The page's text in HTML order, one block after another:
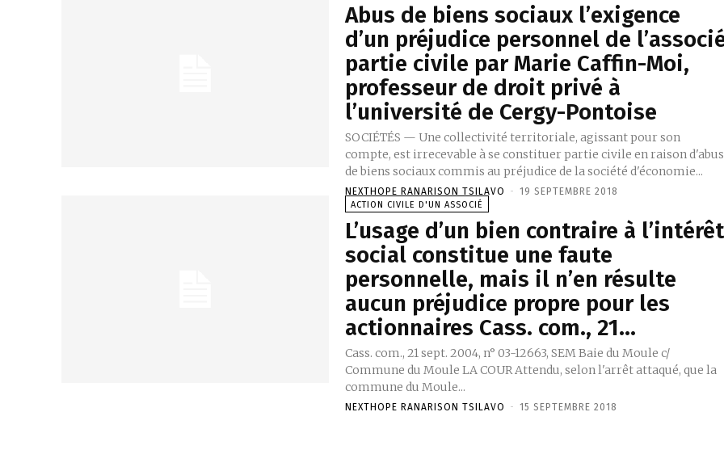
Abus de biens sociaux l’exigence
d’un préjudice personnel de
partie civile par Marie Caffin-Moi,
professeur de droit privé à
l’université de Cergy-Pontoise
SOCIÉTÉS — Une collectivité territoriale, agissant pour son
compte, est irrecevable à se constituer partie civile en raison d'abus
de biens sociaux commis au préjudice de la société d'économie...
NEXTHOPE RANARISON TSILAVO - 19 SEPTEMBRE 2018
ACTION CIVILE D'UN ASSOCIÉ
L’usage d’un bien contraire à l’intérêt
social constitue une faute
personnelle, mais il n’en résulte
aucun préjudice propre pour les
actionnaires Cass. com., 21...
Cass. com., 21 sept. 2004, n° 03-12663, SEM Baie du Moule c/
Commune du Moule LA COUR Attendu, selon l'arrêt attaqué, que la
commune du Moule...
NEXTHOPE RANARISON TSILAVO - 15 SEPTEMBRE 2018